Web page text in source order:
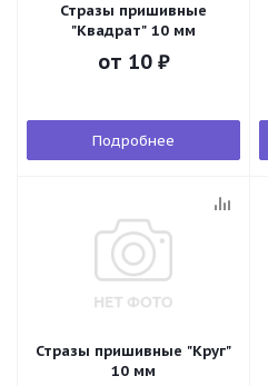
Стразы пришивные
"Квадрат" 10 мм
от 10 ₽
Подробнее
Стразы пришивные "Круг"
10 мм